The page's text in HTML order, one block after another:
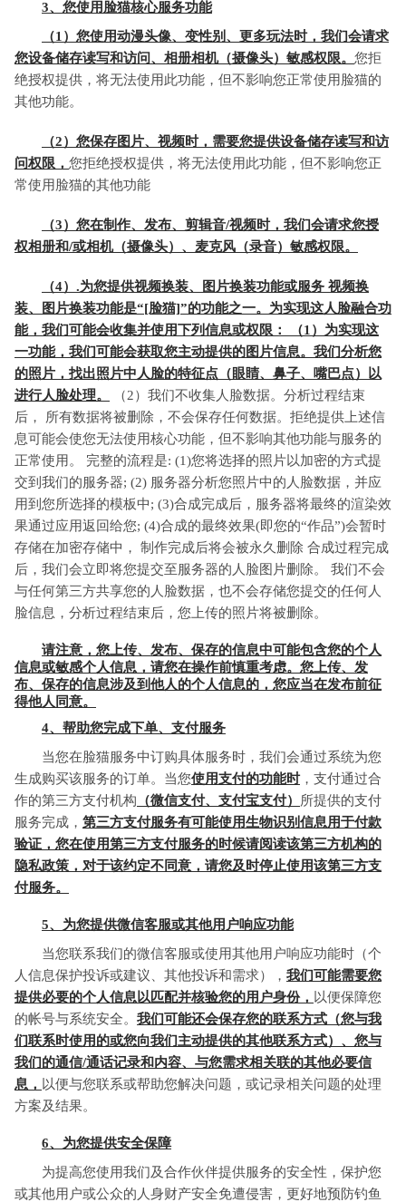
3、您使用脸猫核心服务功能
（1）您使用动漫头像、变性别、更多玩法时，我们会请求
您设备储存读写和访问、相册相机（摄像头）敏感权限。 您拒
绝授权提供，将无法使用此功能，但不影响您正常使用脸猫的
其他功能。
（2）您保存图片、视频时，需要您提供设备储存读写和访
问权限， 您拒绝授权提供，将无法使用此功能，但不影响您正
常使用脸猫的其他功能
（3）您在制作、发布、剪辑音/视频时，我们会请求您授
权相册和/或相机（摄像头）、麦克风（录音）敏感权限。
（4）.为您提供视频换装、图片换装功能或服务 视频换
装、图片换装功能是“[脸猫]”的功能之一。为实现这人脸融合功
能，我们可能会收集并使用下列信息或权限： （1）为实现这
一功能，我们可能会获取您主动提供的图片信息。我们分析您
的照片，找出照片中人脸的特征点（眼睛、鼻子、嘴巴点）以
进行人脸处理。
（2）我们不收集人脸数据。分析过程结束
后， 所有数据将被删除，不会保存任何数据。拒绝提供上述信
息可能会使您无法使用核心功能，但不影响其他功能与服务的
正常使用。 完整的流程是: (1)您将选择的照片以加密的方式提
交到我们的服务器; (2) 服务器分析您照片中的人脸数据，并应
用到您所选择的模板中; (3)合成完成后，服务器将最终的渲染效
果通过应用返回给您; (4)合成的最终效果(即您的“作品”)会暂时
存储在加密存储中， 制作完成后将会被永久删除 合成过程完成
后，我们会立即将您提交至服务器的人脸图片删除。 我们不会
与任何第三方共享您的人脸数据，也不会存储您提交的任何人
脸信息，分析过程结束后，您上传的照片将被删除。
请注意，您上传、发布、保存的信息中可能包含您的个人
信息或敏感个人信息，请您在操作前慎重考虑。您上传、发
布、保存的信息涉及到他人的个人信息的，您应当在发布前征
得他人同意。
4、帮助您完成下单、支付服务
当您在脸猫服务中订购具体服务时，我们会通过系统为您
生成购买该服务的订单。当您使用支付的功能时，支付通过合
作的第三方支付机构 （微信支付、支付宝支付）
所提供的支付
服务完成， 第三方支付服务有可能使用生物识别信息用于付款
验证，您在使用第三方支付服务的时候请阅读该第三方机构的
隐私政策，对于该约定不同意，请您及时停止使用该第三方支
付服务。
5、为您提供微信客服或其他用户响应功能
当您联系我们的微信客服或使用其他用户响应功能时（个
人信息保护投诉或建议、其他投诉和需求）， 我们可能需要您
提供必要的个人信息以匹配并核验您的用户身份， 以便保障您
的帐号与系统安全。 我们可能还会保存您的联系方式（您与我
们联系时使用的或您向我们主动提供的其他联系方式）、您与
我们的通信/通话记录和内容、与您需求相关联的其他必要信
息， 以便与您联系或帮助您解决问题，或记录相关问题的处理
方案及结果。
6、为您提供安全保障
为提高您使用我们及合作伙伴提供服务的安全性，保护您
或其他用户或公众的人身财产安全免遭侵害，更好地预防钓鱼